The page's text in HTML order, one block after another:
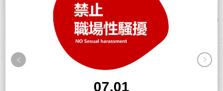
07.01